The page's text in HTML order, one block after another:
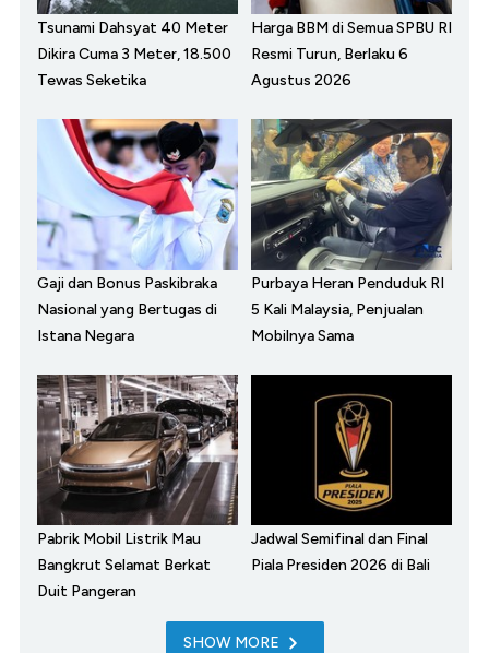
Tsunami Dahsyat 40 Meter
Dikira Cuma 3 Meter, 18.500
Tewas Seketika
Harga BBM di Semua SPBU RI
Resmi Turun, Berlaku 6
Agustus 2026
Gaji dan Bonus Paskibraka
Nasional yang Bertugas di
Istana Negara
Purbaya Heran Penduduk RI
5 Kali Malaysia, Penjualan
Mobilnya Sama
Pabrik Mobil Listrik Mau
Bangkrut Selamat Berkat
Duit Pangeran
Jadwal Semifinal dan Final
Piala Presiden 2026 di Bali
SHOW MORE